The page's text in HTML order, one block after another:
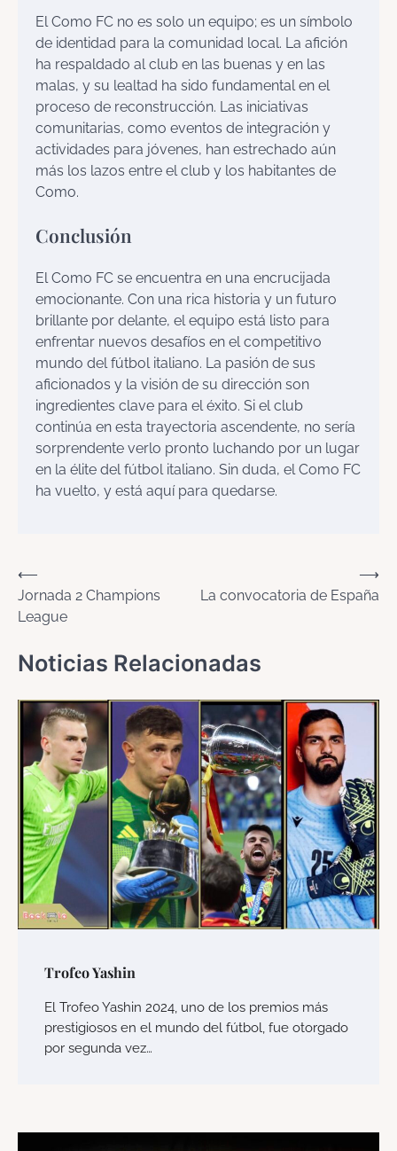
El Como FC no es solo un equipo; es un símbolo
de identidad para la comunidad local. La afición
ha respaldado al club en las buenas y en las
malas, y su lealtad ha sido fundamental en el
proceso de reconstrucción. Las iniciativas
comunitarias, como eventos de integración y
actividades para jóvenes, han estrechado aún
más los lazos entre el club y los habitantes de
Como.
Conclusión
El Como FC se encuentra en una encrucijada
emocionante. Con una rica historia y un futuro
brillante por delante, el equipo está listo para
enfrentar nuevos desafíos en el competitivo
mundo del fútbol italiano. La pasión de sus
aficionados y la visión de su dirección son
ingredientes clave para el éxito. Si el club
continúa en esta trayectoria ascendente, no sería
sorprendente verlo pronto luchando por un lugar
en la élite del fútbol italiano. Sin duda, el Como FC
ha vuelto, y está aquí para quedarse.
Navegación
de
entradas
⟵
Jornada 2 Champions
League
La convocatoria de España
⟶
Noticias Relacionadas
Trofeo Yashin
El Trofeo Yashin 2024, uno de los premios más
prestigiosos en el mundo del fútbol, fue otorgado
por segunda vez…